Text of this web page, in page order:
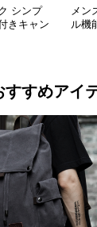
シンプ
きキャン
メン
ル機
すすめアイ